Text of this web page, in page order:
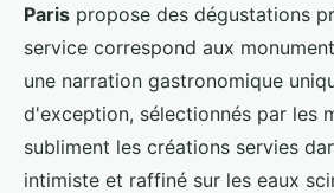
Paris propose des dégustations
service correspond aux
une narration gastronomique
d'exception, sélectionnés par les
subliment les créations servies
intimiste et raffiné sur les eaux